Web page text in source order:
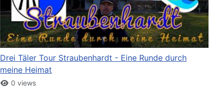
Drei Täler Tour Straubenhardt - Eine Runde durch
meine Heimat
0 views